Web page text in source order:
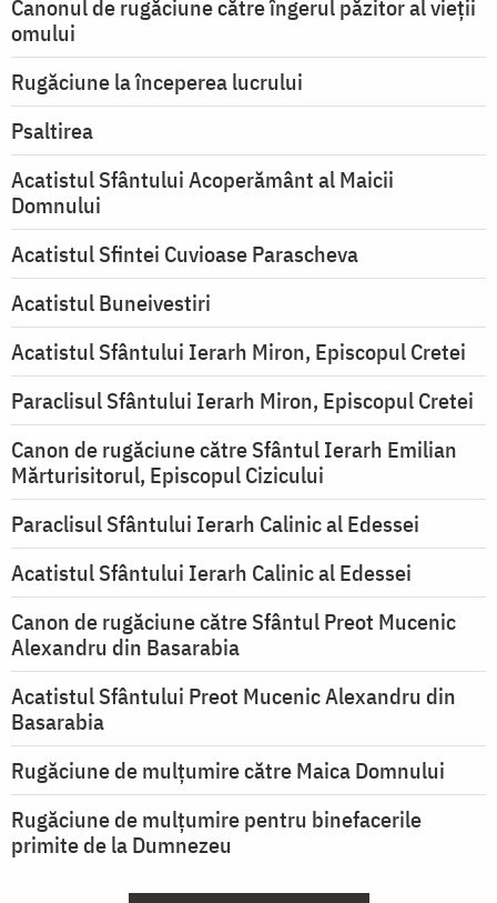
Canonul de rugăciune către îngerul păzitor al vieții
omului
Rugăciune la începerea lucrului
Psaltirea
Acatistul Sfântului Acoperământ al Maicii
Domnului
Acatistul Sfintei Cuvioase Parascheva
Acatistul Buneivestiri
Acatistul Sfântului Ierarh Miron, Episcopul Cretei
Paraclisul Sfântului Ierarh Miron, Episcopul Cretei
Canon de rugăciune către Sfântul Ierarh Emilian
Mărturisitorul, Episcopul Cizicului
Paraclisul Sfântului Ierarh Calinic al Edessei
Acatistul Sfântului Ierarh Calinic al Edessei
Canon de rugăciune către Sfântul Preot Mucenic
Alexandru din Basarabia
Acatistul Sfântului Preot Mucenic Alexandru din
Basarabia
Rugăciune de mulţumire către Maica Domnului
Rugăciune de mulțumire pentru binefacerile
primite de la Dumnezeu